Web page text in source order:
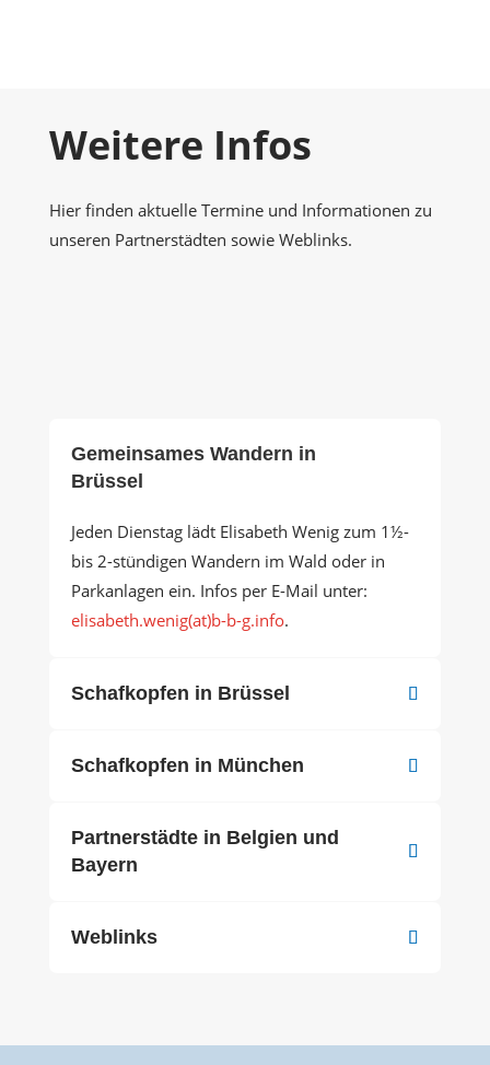
Weitere Infos
Hier finden aktuelle Termine und Informationen zu
unseren Partnerstädten sowie Weblinks.
Gemeinsames Wandern in
Brüssel
Jeden Dienstag lädt Elisabeth Wenig zum 1½-
bis 2-stündigen Wandern im Wald oder in
Parkanlagen ein. Infos per E-Mail unter:
elisabeth.wenig(at)b-b-g.info.
Schafkopfen in Brüssel
Schafkopfen in München
Partnerstädte in Belgien und
Bayern
Weblinks